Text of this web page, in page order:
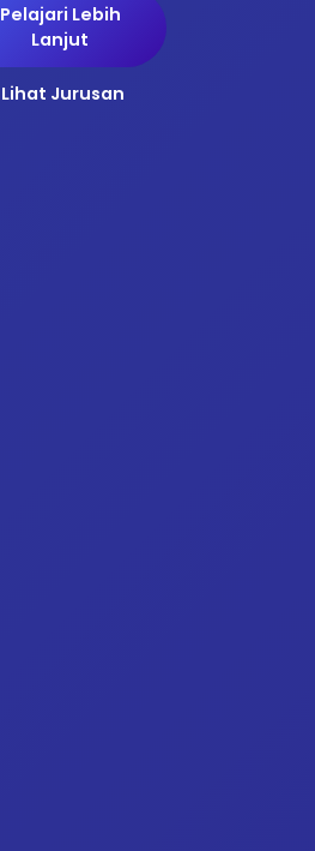
Pelajari Lebih
Lanjut
Lihat Jurusan